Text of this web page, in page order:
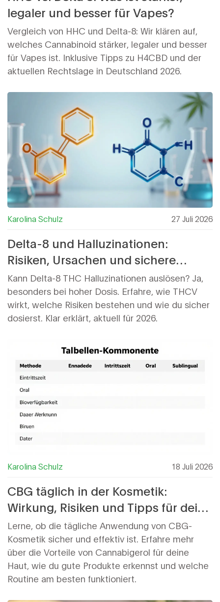
legaler und besser für Vapes?
Vergleich von HHC und Delta-8: Wir klären auf,
welches Cannabinoid stärker, legaler und besser
für Vapes ist. Inklusive Tipps zu H4CBD und der
aktuellen Rechtslage in Deutschland 2026.
Karolina Schulz 27 Juli 2026
Delta-8 und Halluzinationen:
Risiken, Ursachen und sichere
Dosierung
Kann Delta-8 THC Halluzinationen auslösen? Ja,
besonders bei hoher Dosis. Erfahre, wie THCV
wirkt, welche Risiken bestehen und wie du sicher
dosierst. Klar erklärt, aktuell für 2026.
Karolina Schulz 18 Juli 2026
CBG täglich in der Kosmetik:
Wirkung, Risiken und Tipps für deine
Hautpflege
Lerne, ob die tägliche Anwendung von CBG-
Kosmetik sicher und effektiv ist. Erfahre mehr
über die Vorteile von Cannabigerol für deine
Haut, wie du gute Produkte erkennst und welche
Routine am besten funktioniert.